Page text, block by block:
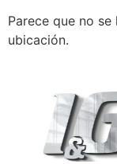
Parece que no
ubicación.